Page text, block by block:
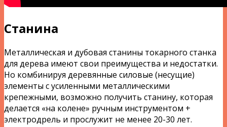
Станина
Металлическая и дубовая станины токарного станка
для дерева имеют свои преимущества и недостатки.
Но комбинируя деревянные силовые (несущие)
элементы с усиленными металлическими
крепежными, возможно получить станину, которая
делается «на колене» ручным инструментом +
электродрель и прослужит не менее 20-30 лет.